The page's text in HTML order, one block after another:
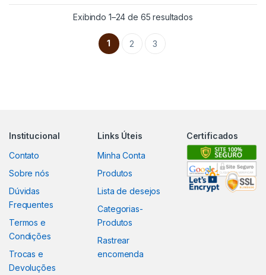
Exibindo 1–24 de 65 resultados
1 2 3
Institucional
Contato
Sobre nós
Dúvidas
Frequentes
Termos e
Condições
Trocas e
Devoluções
Links Úteis
Minha Conta
Produtos
Lista de desejos
Categorias-
Produtos
Rastrear
encomenda
Certificados